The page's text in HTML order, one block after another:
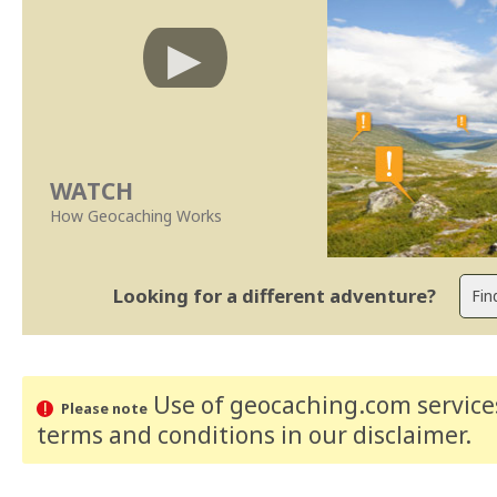
WATCH
How Geocaching Works
Looking for a different adventure?
Please noteUse of geocaching.com
terms and conditions in our disclaimer.